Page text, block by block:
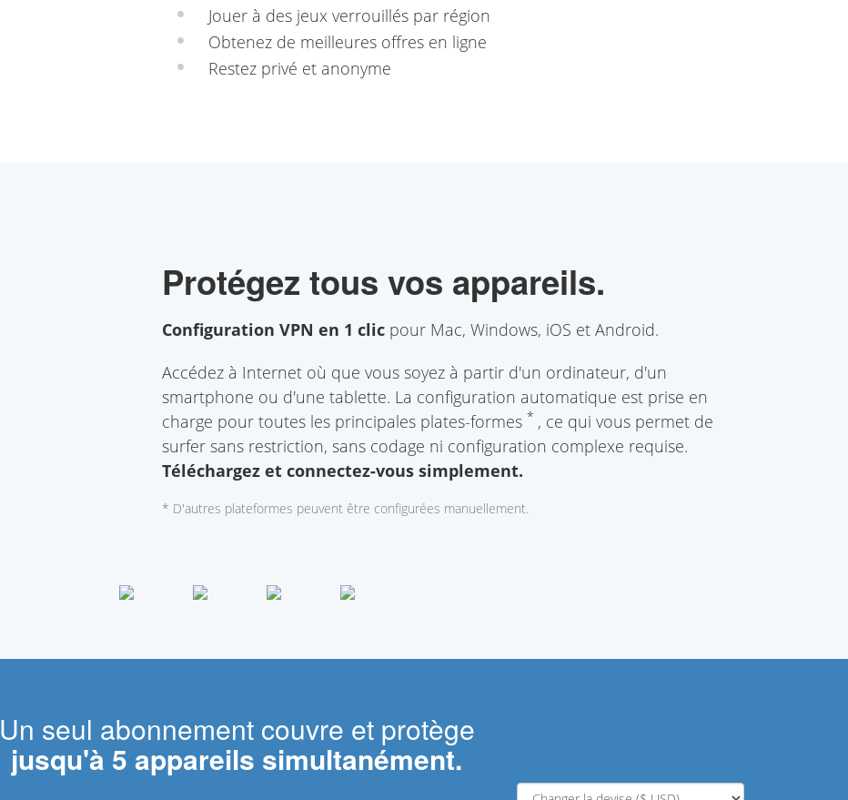
Jouer à des jeux verrouillés par région
Obtenez de meilleures offres en ligne
Restez privé et anonyme
Protégez tous vos appareils.
Configuration VPN en 1 clic pour Mac, Windows, iOS et Android.
Accédez à Internet où que vous soyez à partir d'un ordinateur, d'un
smartphone ou d'une tablette. La configuration automatique est prise en
charge pour toutes les principales plates-formes * , ce qui vous permet de
surfer sans restriction, sans codage ni configuration complexe requise.
Téléchargez et connectez-vous simplement.
* D'autres plateformes peuvent être configurées manuellement.
Un seul abonnement couvre et protège
jusqu'à 5 appareils simultanément.